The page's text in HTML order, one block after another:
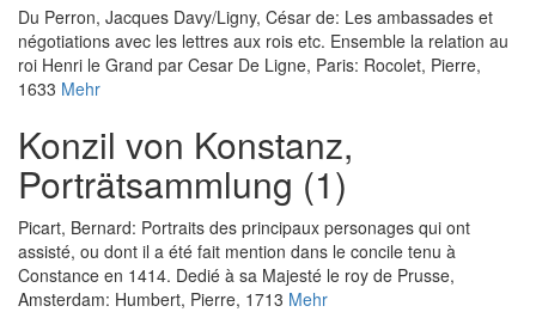
Du Perron, Jacques Davy/Ligny, César de: Les ambassades et
négotiations avec les lettres aux rois etc. Ensemble la relation au
roi Henri le Grand par Cesar De Ligne, Paris: Rocolet, Pierre,
1633 Mehr
Konzil von Konstanz,
Porträtsammlung (1)
Picart, Bernard: Portraits des principaux personages qui ont
assisté, ou dont il a été fait mention dans le concile tenu à
Constance en 1414. Dedié à sa Majesté le roy de Prusse,
Amsterdam: Humbert, Pierre, 1713 Mehr